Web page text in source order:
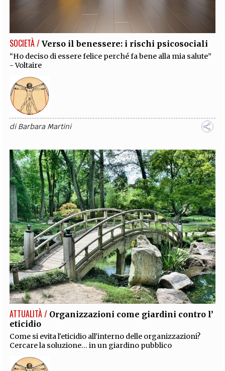
EXTRA
RUBRICHE PROCEEDINGS PUBBLICITÀ CONTATTI
SOCIAL MEDIA
SOCIETÀ / Verso il benessere: i rischi psicosociali
“Ho deciso di essere felice perché fa bene alla mia salute”
- Voltaire
diBarbara Martini
ATTUALITÀ / Organizzazioni come giardini contro l’
eticidio
Come si evita l'eticidio all'interno delle organizzazioni?
Cercare la soluzione... in un giardino pubblico